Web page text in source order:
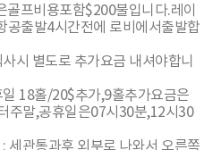
골프비용포함$200불입니다.레이
공출발4시간전에 로비에서출발합
시 별도로 추가요금 내셔야합니
18홀/20$추가,9홀추가요금은
주말,공휴일은07시30분,12시30
세관통과후 외부로 나와서 오른쪽